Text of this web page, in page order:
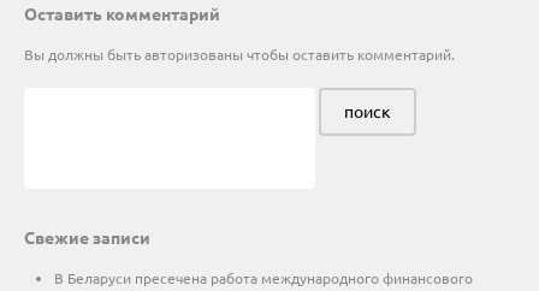
Оставить комментарий
Вы должны бытьавторизованы чтобы оставить комментарий.
Свежие записи
В Беларуси пресечена работа международного финансового